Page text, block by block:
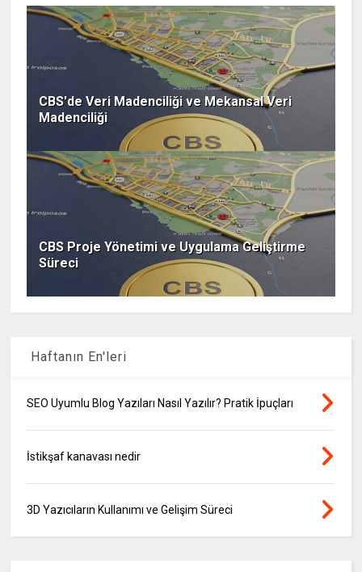
CBS'de Veri Madenciliği ve Mekansal Veri
Madenciliği
CBS Proje Yönetimi ve Uygulama Geliştirme
Süreci
Haftanın En'leri
SEO Uyumlu Blog Yazıları Nasıl Yazılır? Pratik İpuçları
İstikşaf kanavası nedir
3D Yazıcıların Kullanımı ve Gelişim Süreci